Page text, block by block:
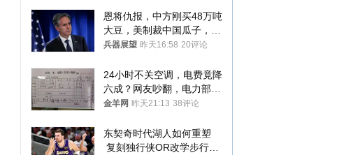
恩将仇报，中方刚买48万吨
大豆，美制裁中国瓜子，布
林肯措辞变了
兵器展望 昨天16:58 20评论
24小时不关空调，电费竟降
六成？网友吵翻，电力部门
回应→
金羊网 昨天21:13 38评论
东契奇时代湖人如何重塑
复刻独行侠OR改学步行